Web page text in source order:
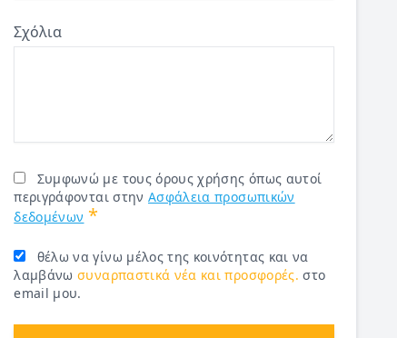
Σχόλια
Συμφωνώ με τους όρους χρήσης όπως αυτοί
περιγράφονται στην Ασφάλεια προσωπικών
δεδομένων *
θέλω να γίνω μέλος της κοινότητας και να
λαμβάνωσυναρπαστικά νέα και προσφορές. στο
email μου.